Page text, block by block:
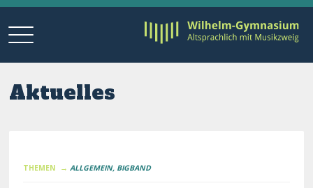
Aktuelles
THEMEN → ALLGEMEIN BIGBAND